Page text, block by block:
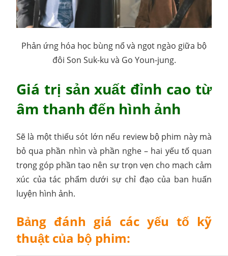
Phản ứng hóa học bùng nổ và ngọt ngào giữa bộ
đôi Son Suk-ku và Go Youn-jung.
Giá trị sản xuất đỉnh cao từ
âm thanh đến hình ảnh
Sẽ là một thiếu sót lớn nếu review bộ phim này mà
bỏ qua phần nhìn và phần nghe – hai yếu tố quan
trọng góp phần tạo nên sự trọn vẹn cho mạch cảm
xúc của tác phẩm dưới sự chỉ đạo của ban huấn
luyện hình ảnh.
Bảng đánh giá các yếu tố kỹ
thuật của bộ phim: